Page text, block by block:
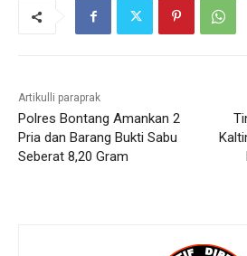
Artikulli paraprak
Polres Bontang Amankan 2
Pria dan Barang Bukti Sabu
Seberat 8,20 Gram